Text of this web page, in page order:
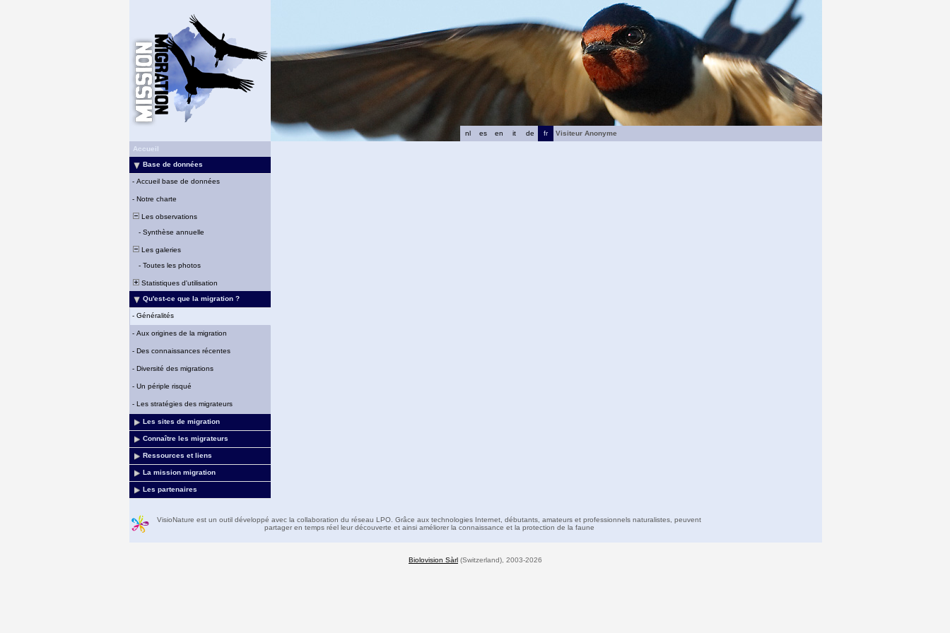
fr
de
it
en
es
nl
Visiteur Anonyme
Accueil
Base de données
- Accueil base de données
- Notre charte
Les observations
- Synthèse annuelle
Les galeries
- Toutes les photos
Statistiques d'utilisation
Qu'est-ce que la migration ?
- Généralités
- Aux origines de la migration
- Des connaissances récentes
- Diversité des migrations
- Un périple risqué
- Les stratégies des migrateurs
Les sites de migration
Connaître les migrateurs
Ressources et liens
La mission migration
Les partenaires
VisioNature est un outil développé avec la collaboration du réseau LPO. Grâce aux technologies Internet, débutants, amateurs et professionnels naturalistes, peuvent
partager en temps réel leur découverte et ainsi améliorer la connaissance et la protection de la faune
Biolovision Sàrl (Switzerland), 2003-2026